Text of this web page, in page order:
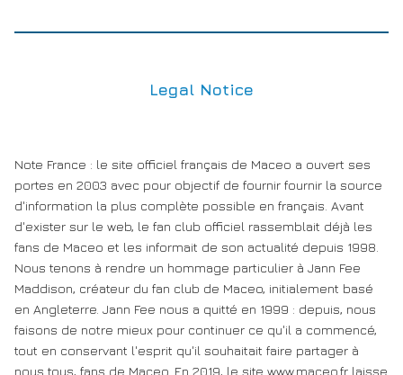
Legal Notice
Note France : le site officiel français de Maceo a ouvert ses
portes en 2003 avec pour objectif de fournir fournir la source
d'information la plus complète possible en français. Avant
d'exister sur le web, le fan club officiel rassemblait déjà les
fans de Maceo et les informait de son actualité depuis 1998.
Nous tenons à rendre un hommage particulier à Jann Fee
Maddison, créateur du fan club de Maceo, initialement basé
en Angleterre. Jann Fee nous a quitté en 1999 : depuis, nous
faisons de notre mieux pour continuer ce qu'il a commencé,
tout en conservant l'esprit qu'il souhaitait faire partager à
nous tous, fans de Maceo. En 2019, le site www.maceo.fr laisse